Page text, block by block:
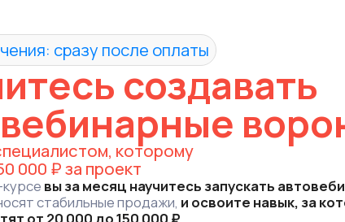
сразу после оплаты
создавать
воронки
которому
₽ за проект
вы за месяц научитесь запускать автовебинары
стабильные продажи,
и освоите навык, за который
от 20 000 до 150 000 ₽.
ждёт на обучении: